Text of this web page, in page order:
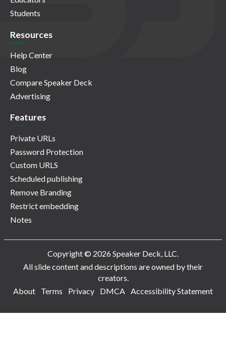
Students
Resources
Help Center
Blog
Compare Speaker Deck
Advertising
Features
Private URLs
Password Protection
Custom URLS
Scheduled publishing
Remove Branding
Restrict embedding
Notes
Copyright © 2026 Speaker Deck, LLC.
All slide content and descriptions are owned by their
creators.
About
Terms Privacy DMCA Accessibility Statement